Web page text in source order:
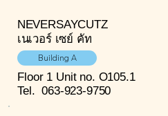
NEVERSAYCUTZ
เนเวอร์ เซย์ คัท
Building A
Floor 1 Unit no. O105.1
Tel. 063-923-9750